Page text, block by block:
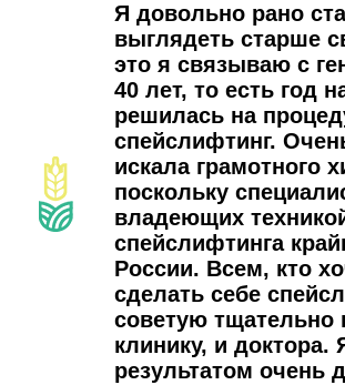
Я довольно рано
выглядеть старше
это я связываю с
40 лет, то есть год
решилась на
спейслифтинг.
искала грамотного
поскольку
владеющих
спейслифтинга
России. Всем, кто
сделать себе
советую тщательно
клинику, и доктора.
результатом очень